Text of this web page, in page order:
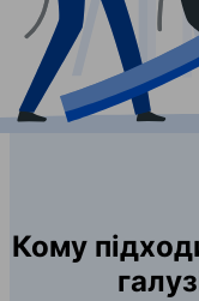
Кому